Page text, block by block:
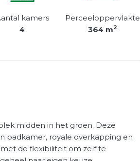
kamers
4
Perceeloppervlakte
364 m2
midden in het groen. Deze
badkamer, royale overkapping en
de flexibiliteit om zelf te